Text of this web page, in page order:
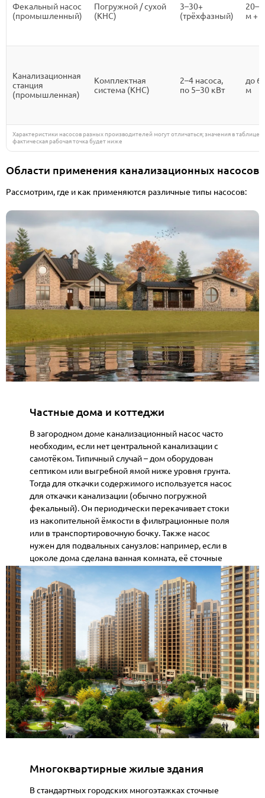
Фекальный насос
(промышленный)
Погружной / сухой
(КНС)
3–30+
(трёхфазный)
м +
Канализационная
станция
(промышленная)
Комплектная
система (КНС)
2–4 насоса,
по 5–30 кВт
до
м
Характеристики насосов разных производителей могут отличаться; значения в
фактическая рабочая точка будет ниже
Области применения канализационных насосов
Рассмотрим, где и как применяются различные типы насосов:
Частные дома и коттеджи
В загородном доме канализационный насос часто
необходим, если нет центральной канализации с
самотёком. Типичный случай – дом оборудован
септиком или выгребной ямой ниже уровня грунта.
Тогда для откачки содержимого используется насос
для откачки канализации (обычно погружной
фекальный). Он периодически перекачивает стоки
из накопительной ёмкости в фильтрационные поля
или в транспортировочную бочку. Также насос
нужен для подвальных санузлов: например, если в
цоколе дома сделана ванная комната, её сточные
установкой компактной насосной станции с
измельчителем (Sololift и аналогов). Насос для дома
(канализация автономная) должен быть надежным,
неприхотливым и простым в обслуживании, чтобы
владельцу не пришлось часто в него вмешиваться.
Многие владельцы дач приобретают недорогие
фекальные насосы для канализации именно для
периодической откачки содержимого выгребной
ямы – например, перед консервацией дома на зиму.
В быту также востребованы дренажные модели:
осушить подтопленный подвал, откачать воду из
бассейна или колодца после очистки – во всех этих
случаях помогает дренажный либо фекальный
Многоквартирные жилые здания
В стандартных городских многоэтажках сточные